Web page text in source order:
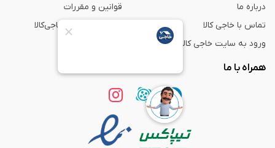
درباره ما
تماس با خاجی کالا
ورود به سایت خاجی‌ کالا
قوانین و مقررات
راهنمای خرید از خاجی‌کالا
همراه با ما